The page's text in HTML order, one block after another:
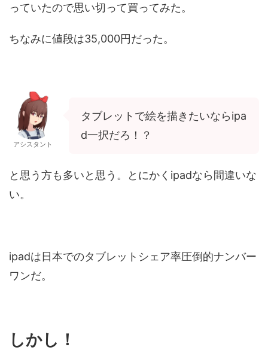
っていたので思い切って買ってみた。
ちなみに値段は35,000円だった。
アシスタント
タブレットで絵を描きたいならipa
d一択だろ！？
と思う方も多いと思う。とにかくipadなら間違いな
い。
ipadは日本でのタブレットシェア率圧倒的ナンバー
ワンだ。
しかし！